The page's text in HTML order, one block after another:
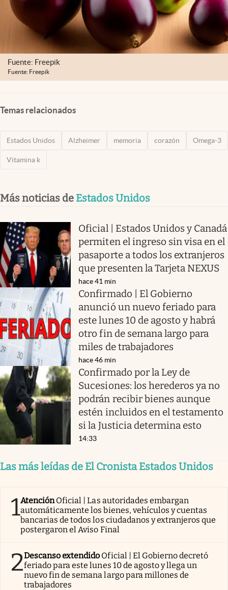
Fuente: Freepik
Fuente: Freepik
Temas relacionados
Estados Unidos Alzheimer memoria corazón Omega-3
Vitamina k
Más noticias de Estados Unidos
Oficial | Estados Unidos y Canadá
permiten el ingreso sin visa en el
pasaporte a todos los extranjeros
que presenten la Tarjeta NEXUS
hace 41 min
Confirmado | El Gobierno
anunció un nuevo feriado para
este lunes 10 de agosto y habrá
otro fin de semana largo para
miles de trabajadores
hace 46 min
Confirmado por la Ley de
Sucesiones: los herederos ya no
podrán recibir bienes aunque
estén incluidos en el testamento
si la Justicia determina esto
14:33
Las más leídas de El Cronista Estados Unidos
1AtenciónOficial | Las autoridades embargan
automáticamente los bienes, vehículos y cuentas
bancarias de todos los ciudadanos y extranjeros que
postergaron el Aviso Final
2Descanso extendido Oficial | El Gobierno decretó
feriado para este lunes 10 de agosto y llega un
nuevo fin de semana largo para millones de
trabajadores